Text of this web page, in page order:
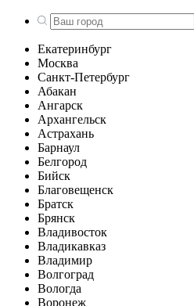
Екатеринбург
Москва
Санкт-Петербург
Абакан
Ангарск
Архангельск
Астрахань
Барнаул
Белгород
Бийск
Благовещенск
Братск
Брянск
Владивосток
Владикавказ
Владимир
Волгоград
Вологда
Воронеж